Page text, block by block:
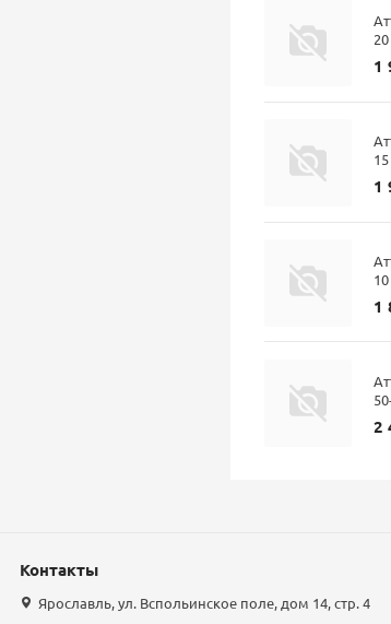
20
1
15
1
1
2
Контакты
Ярославль, ул. Вспольинское поле, дом 14, стр. 4